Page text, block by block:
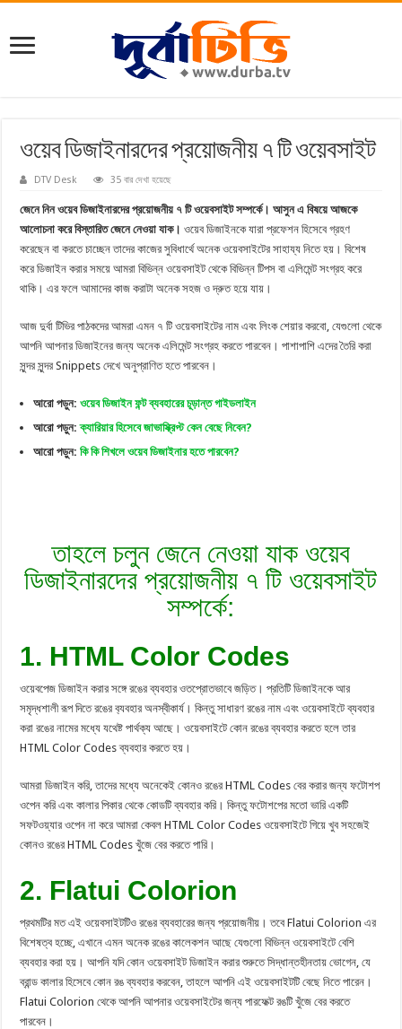
ওয়েব ডিজাইনারদের প্রয়োজনীয় ৭ টি ওয়েবসাইট
DTV Desk 35 বার দেখা হয়েছে
জেনে নিন ওয়েব ডিজাইনারদের প্রয়োজনীয় ৭ টি ওয়েবসাইট সম্পর্কে। আসুন এ বিষয়ে আজকে
আলোচনা করে বিস্তারিত জেনে নেওয়া যাক।ওয়েব ডিজাইনকে যারা প্রফেশন হিসেবে গ্রহণ
করেছেন বা করতে চাচ্ছেন তাদের কাজের সুবিধার্থে অনেক ওয়েবসাইটের সাহায্য নিতে হয়। বিশেষ
করে ডিজাইন করার সময়ে আমরা বিভিন্ন ওয়েবসাইট থেকে বিভিন্ন টিপস বা এলিমেন্ট সংগ্রহ করে
থাকি। এর ফলে আমাদের কাজ করাটা অনেক সহজ ও দ্রুত হয়ে যায়।
আজ দুর্বা টিভির পাঠকদের আমরা এমন ৭ টি ওয়েবসাইটের নাম এবং লিংক শেয়ার করবো, যেগুলো থেকে
আপনি আপনার ডিজাইনের জন্য অনেক এলিমেন্ট সংগ্রহ করতে পারবেন। পাশাপাশি এদের তৈরি করা
সুন্দর সুন্দর Snippets দেখে অনুপ্রাণিত হতে পারবেন।
আরো পড়ুন:ওয়েব ডিজাইন ফন্ট ব্যবহারের চূড়ান্ত গাইডলাইন
আরো পড়ুন:ক্যারিয়ার হিসেবে জাভাস্ক্রিপ্ট কেন বেছে নিবেন?
আরো পড়ুন:কি কি শিখলে ওয়েব ডিজাইনার হতে পারবেন?
তাহলে চলুন জেনে নেওয়া যাক ওয়েব
ডিজাইনারদের প্রয়োজনীয় ৭ টি ওয়েবসাইট
সম্পর্কে:
1. HTML Color Codes
ওয়েবপেজ ডিজাইন করার সঙ্গে রঙের ব্যবহার ওতপ্রোতভাবে জড়িত। প্রতিটি ডিজাইনকে আর
সমৃদ্ধশালী রূপ দিতে রঙের ব‌্যবহার অনস্বীকার্য। কিন্তু সাধারণ রঙের নাম এবং ওয়েবসাইটে ব্যবহার
করা রঙের নামের মধ্যে যথেষ্ট পার্থক্য আছে। ওয়েবসাইটে কোন রঙের ব্যবহার করতে হলে তার
HTML Color Codes ব্যবহার করতে হয়।
আমরা ডিজাইন করি, তাদের মধ্যে অনেকেই কোনও রঙের HTML Codes বের করার জন্য ফটোশপ
ওপেন করি এবং কালার পিকার থেকে কোডটি ব্যবহার করি। কিন্তু ফটোশপের মতো ভারি একটি
সফটওয়্যার ওপেন না করে আমরা কেবল HTML Color Codes ওয়েবসাইটে গিয়ে খুব সহজেই
কোনও রঙের HTML Codes খুঁজে বের করতে পারি।
2. Flatui Colorion
প্রথমটির মত এই ওয়েবসাইটটিও রঙের ব্যবহারের জন্য প্রয়োজনীয়। তবে Flatui Colorion এর
বিশেষত্ব হচ্ছে, এখানে এমন অনেক রঙের কালেকশন আছে যেগুলো বিভিন্ন ওয়েবসাইটে বেশি
ব্যবহার করা হয়। আপনি যদি কোন ওয়েবসাইট ডিজাইন করার শুরুতে সিদ্ধান্তহীনতায় ভোগেন, যে
ব্রান্ড কালার হিসেবে কোন রঙ ব্যবহার করবেন, তাহলে আপনি এই ওয়েবসাইটটি বেছে নিতে পারেন।
Flatui Colorion থেকে আপনি আপনার ওয়েবসাইটের জন্য পারফেক্ট রঙটি খুঁজে বের করতে
পারবেন।